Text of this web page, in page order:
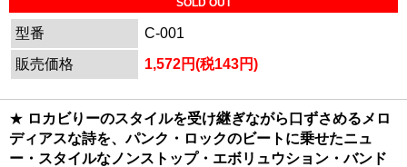
SOLD OUT
型番
C-001
販売価格
1,572円(税143円)
★ ロカビりーのスタイルを受け継ぎながら口ずさめるメロ
ディアスな詩を、パンク・ロックのビートに乗せたニュ
ー・スタイルなノンストップ・エボリュウション・バンド